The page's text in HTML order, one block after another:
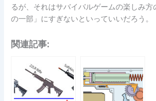
るが、それはサバイバルゲームの楽しみ方
の一部」にすぎないといっていいだろう。
関連記事: